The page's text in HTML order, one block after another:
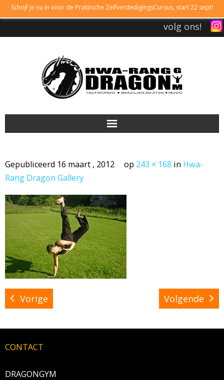
Schrijf je nu in voor de Praktische ZelfverdedigingsCursus, start 22 sept!
volg ons!
LESTIJDEN
LIDMAATSCHAP
TAEKWONDO
BRAZILIAN JIU JITSU
AGENDA
NIEUWS
PRAKTISCHE ZELFVERDEDIGINGSCURSUS
Gepubliceerd 16 maart , 2012 op 243 × 168 in Hwa-
Rang Dragon Gallery
Vorige Volgende
CONTACT
DRAGONGYM